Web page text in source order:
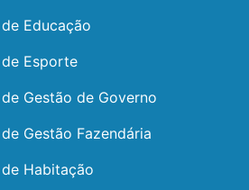
Educação
Esporte
Gestão de Governo
Gestão Fazendária
Habitação